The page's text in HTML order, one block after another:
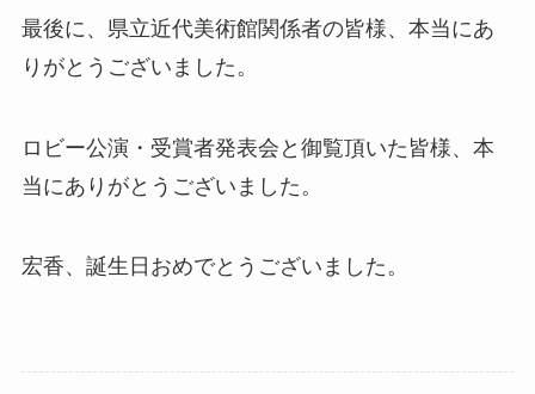
最後に、県立近代美術館関係者の皆様、本当にあ
りがとうございました。
ロビー公演・受賞者発表会と御覧頂いた皆様、本
当にありがとうございました。
宏香、誕生日おめでとうございました。